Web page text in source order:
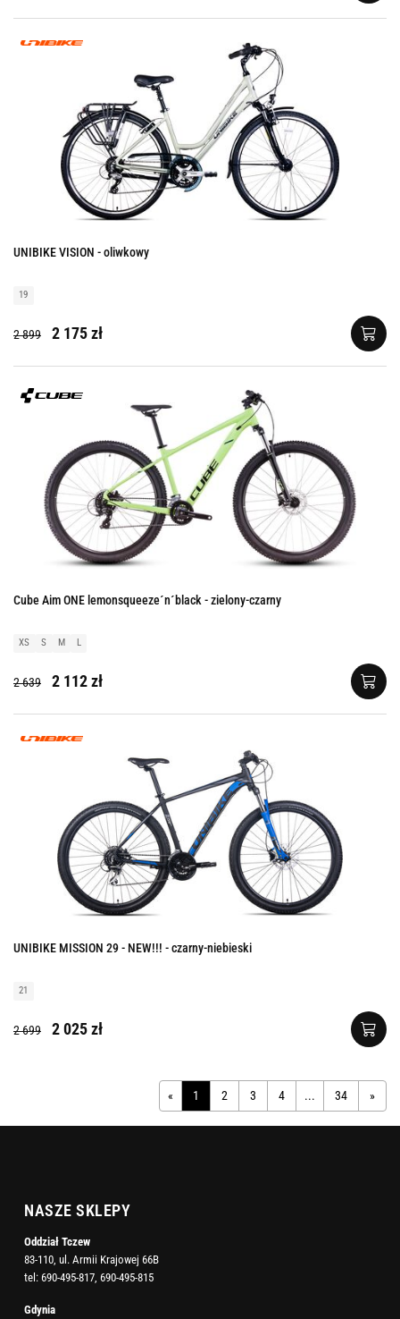
UNIBIKE VISION - oliwkowy
19
2 899 2 175 zł
Cube Aim ONE lemonsqueeze´n´black - zielony-czarny
XS S M L
2 639 2 112 zł
UNIBIKE MISSION 29 - NEW!!! - czarny-niebieski
21
2 699 2 025 zł
« 1 2 3 4 ... 34 »
NASZE SKLEPY
Oddział Tczew
83-110, ul. Armii Krajowej 66B
tel: 690-495-817 690-495-815
Gdynia